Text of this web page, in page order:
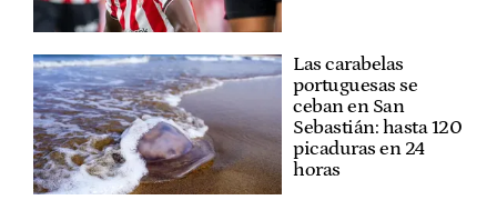
Las carabelas
portuguesas se
ceban en San
Sebastián: hasta 120
picaduras en 24
horas